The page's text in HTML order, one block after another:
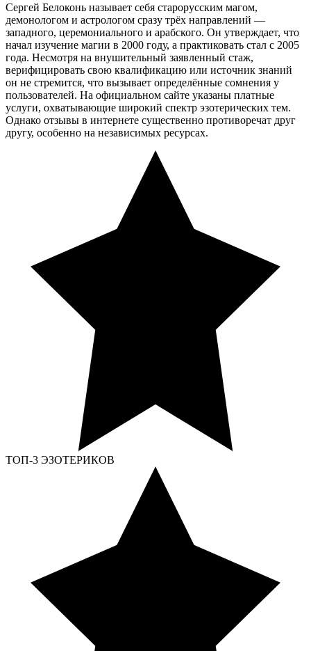
Сергей Белоконь называет себя старорусским магом,
демонологом и астрологом сразу трёх направлений —
западного, церемониального и арабского. Он утверждает, что
начал изучение магии в 2000 году, а практиковать стал с 2005
года. Несмотря на внушительный заявленный стаж,
верифицировать свою квалификацию или источник знаний
он не стремится, что вызывает определённые сомнения у
пользователей. На официальном сайте указаны платные
услуги, охватывающие широкий спектр эзотерических тем.
Однако отзывы в интернете существенно противоречат друг
другу, особенно на независимых ресурсах.
ТОП-3 ЭЗОТЕРИКОВ